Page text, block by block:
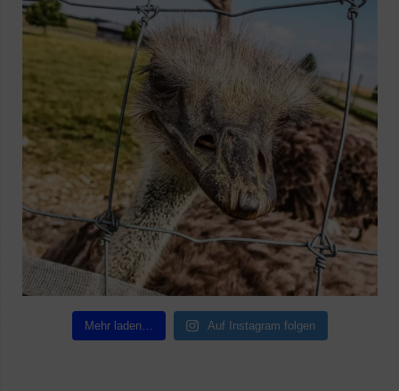
Mehr laden… Auf Instagram folgen